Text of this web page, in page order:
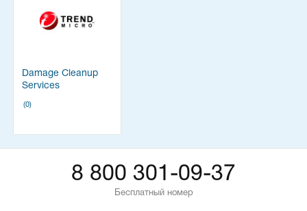
Damage Cleanup
Services
(0)
8 800 301-09-37
Бесплатный номер